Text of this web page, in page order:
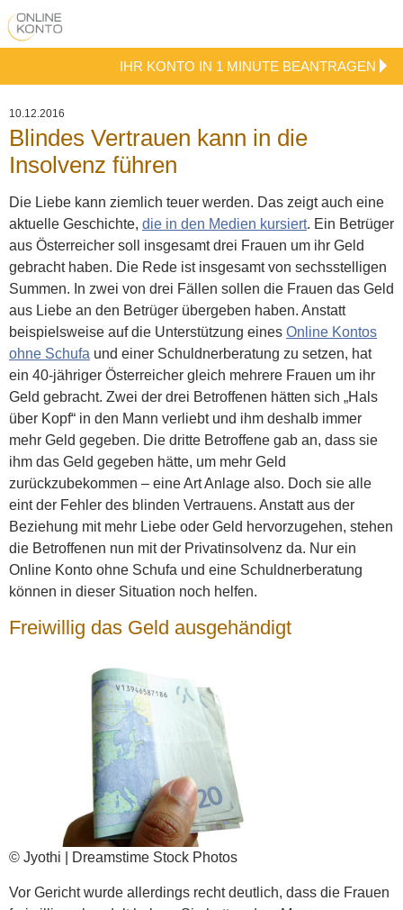
IHR KONTO IN 1 MINUTE BEANTRAGEN
10.12.2016
Blindes Vertrauen kann in die
Insolvenz führen
Die Liebe kann ziemlich teuer werden. Das zeigt auch eine
aktuelle Geschichte, die in den Medien kursiert. Ein Betrüger
aus Österreicher soll insgesamt drei Frauen um ihr Geld
gebracht haben. Die Rede ist insgesamt von sechsstelligen
Summen. In zwei von drei Fällen sollen die Frauen das Geld
aus Liebe an den Betrüger übergeben haben. Anstatt
beispielsweise auf die Unterstützung eines Online Kontos
ohne Schufa und einer Schuldnerberatung zu setzen, hat
ein 40-jähriger Österreicher gleich mehrere Frauen um ihr
Geld gebracht. Zwei der drei Betroffenen hätten sich „Hals
über Kopf“ in den Mann verliebt und ihm deshalb immer
mehr Geld gegeben. Die dritte Betroffene gab an, dass sie
ihm das Geld gegeben hätte, um mehr Geld
zurückzubekommen – eine Art Anlage also. Doch sie alle
eint der Fehler des blinden Vertrauens. Anstatt aus der
Beziehung mit mehr Liebe oder Geld hervorzugehen, stehen
die Betroffenen nun mit der Privatinsolvenz da. Nur ein
Online Konto ohne Schufa und eine Schuldnerberatung
können in dieser Situation noch helfen.
Freiwillig das Geld ausgehändigt
© Jyothi | Dreamstime Stock Photos
Vor Gericht wurde allerdings recht deutlich, dass die Frauen